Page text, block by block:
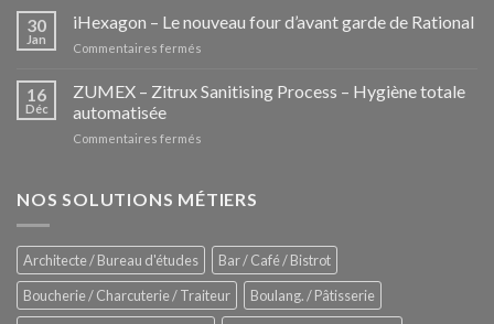
Pozzettis:
la
des
30
Jan
iHexagon – Le nouveau four d’avant garde de Rational
Commentaires fermés
–
Le
de
16
Déc
ZUMEX – Zitrux Sanitising Process – Hygiène totale
automatisée
Commentaires fermés
Zitrux
–
Hygiène
totale
automatisée
NOS SOLUTIONS MÉTIERS
Architecte / Bureau d'études
Bar / Café / Bistrot
Boucherie / Charcuterie / Traiteur
Boulang. / Pâtisserie